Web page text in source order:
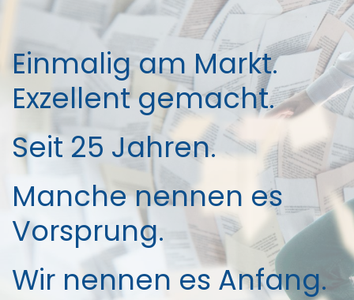
Einmalig am Markt.
Exzellent gemacht.
Seit 25 Jahren.
Manche nennen es
Vorsprung.
Wir nennen es Anfang.